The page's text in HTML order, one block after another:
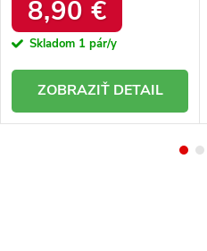
8,90 €
Skladom 1 pár/y
DETAIL